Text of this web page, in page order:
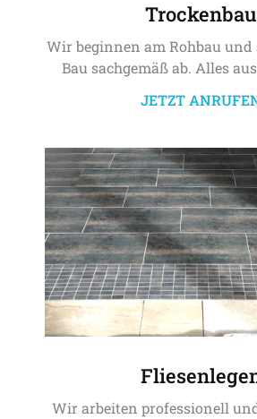
Trockenbau
Wir beginnen am Rohbau und
Bau sachgemäß ab. Alles
JETZT
Wir arbeiten professionell